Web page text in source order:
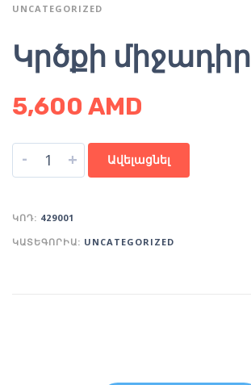
UNCATEGORIZED
Կրծքի միջադիր
5,600 AMD
- + Ավելացնել
ԿՈԴ: 429001
ԿԱՏԵԳՈՐԻԱ: UNCATEGORIZED